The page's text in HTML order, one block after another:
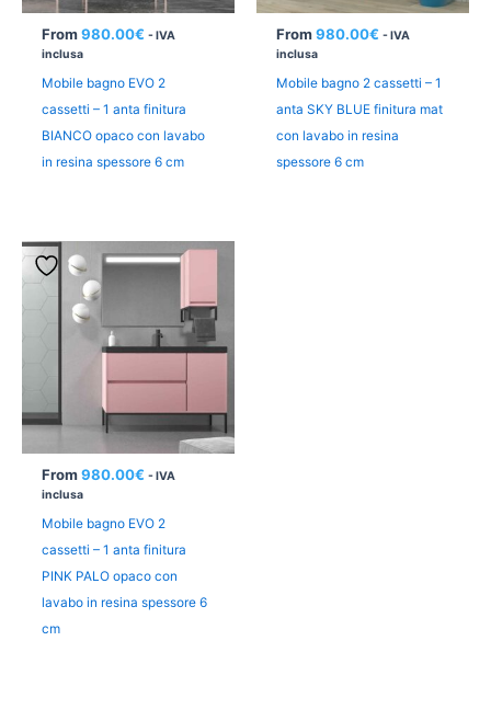
From 980.00€ - IVA
inclusa
Mobile bagno EVO 2
cassetti – 1 anta finitura
BIANCO opaco con lavabo
in resina spessore 6 cm
From 980.00€ - IVA
inclusa
Mobile bagno 2 cassetti – 1
anta SKY BLUE finitura mat
con lavabo in resina
spessore 6 cm
From 980.00€ - IVA
inclusa
Mobile bagno EVO 2
cassetti – 1 anta finitura
PINK PALO opaco con
lavabo in resina spessore 6
cm